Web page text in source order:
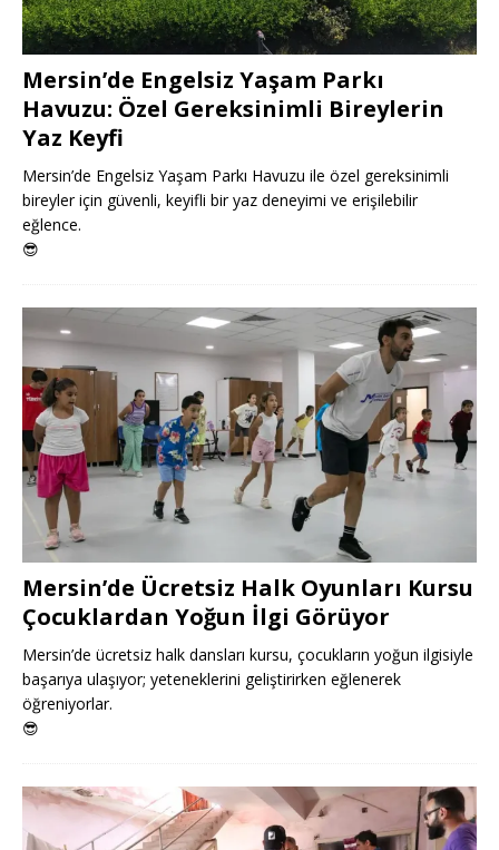
Mersin’de Engelsiz Yaşam Parkı
Havuzu: Özel Gereksinimli Bireylerin
Yaz Keyfi
Mersin’de Engelsiz Yaşam Parkı Havuzu ile özel gereksinimli
bireyler için güvenli, keyifli bir yaz deneyimi ve erişilebilir
eğlence.
😎
Mersin’de Ücretsiz Halk Oyunları Kursu
Çocuklardan Yoğun İlgi Görüyor
Mersin’de ücretsiz halk dansları kursu, çocukların yoğun ilgisiyle
başarıya ulaşıyor; yeteneklerini geliştirirken eğlenerek
öğreniyorlar.
😎